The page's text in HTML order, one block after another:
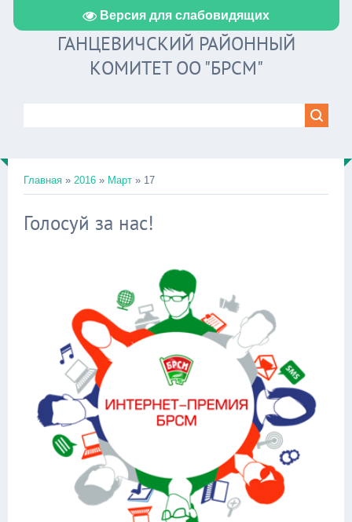
Версия для слабовидящих
ГАНЦЕВИЧСКИЙ РАЙОННЫЙ
КОМИТЕТ ОО "БРСМ"
Главная » 2016 » Март » 17
Голосуй за нас!